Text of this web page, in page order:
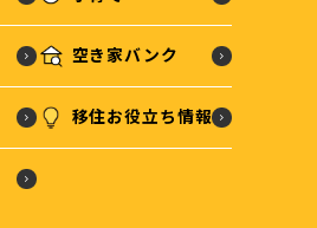
空き家バンク
移住お役立ち情報